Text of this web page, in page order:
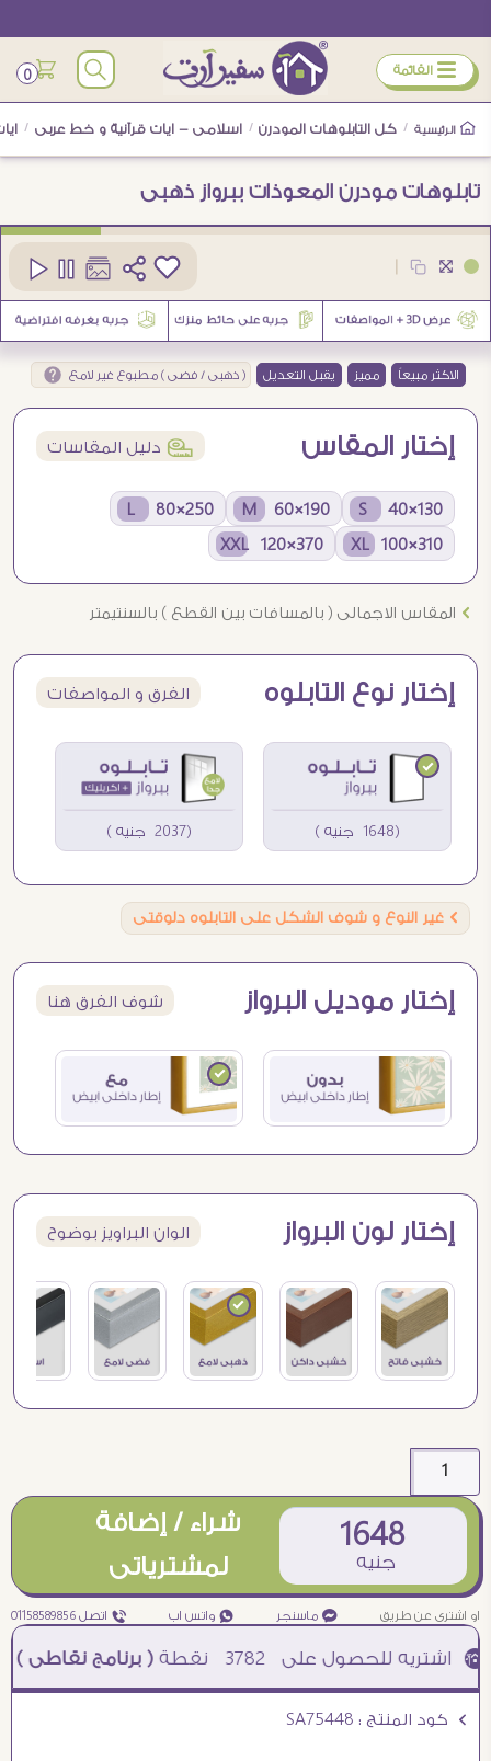
ÿ القائمة 0
الرئيسية / كل التابلوهات المودرن / اسلامى - ايات قرآنية و خط عربى /
تابلوهات مودرن المعوذات ببرواز ذهبى
الاكثر مبيعاً مميز يقبل التعديل ( ذهبى / فضى ) مطبوع غير لامع
إختار المقاس í دليل المقاسات
130×40 S
190×60 M
250×80 L
310×100 XL
370×120 XXL
Ö المقاس الاجمالى ( بالمسافات بين القطع ) بالسنتيمتر
إختار نوع التابلوه الفرق و المواصفات
(1648 جنيه ) (2037 جنيه )
Ö غير النوع و شوف الشكل على التابلوه دلوقتى
إختار موديل البرواز شوف الفرق هنا
إختار لون البرواز الوان البراويز بوضوح
1648
جنيه
شراء / إضافة
لمشترياتى
او اشترى عن طريق ¥ ماسنجر ₧ واتس اب ƒ اتصل 01158589856
3782 نقطة( برنامج نقاطى )à خصم 5% للعملاء الجدد à شحن مجانى عند الشراء ب 4000 جنيه à
Ö كود المنتج : SA75448